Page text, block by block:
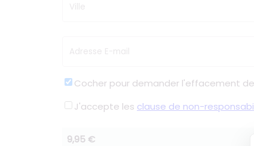
Ville
Adresse E-mail
Cocher pour demander l'effacement
J'accepte les clause de non-
9,95 €